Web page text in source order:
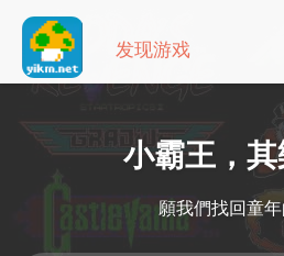
发现游戏
小霸王，
願我們找回童